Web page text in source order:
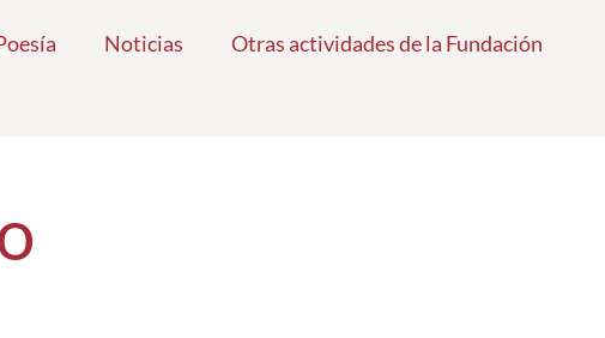
Noticias Otras actividades de la Fundación